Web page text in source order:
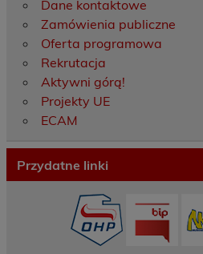
Dane kontaktowe
Zamówienia publiczne
Oferta programowa
Rekrutacja
Aktywni górą!
Projekty UE
ECAM
Przydatne linki